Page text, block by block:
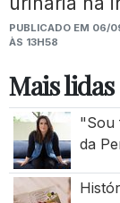
PUBLICADO EM 06/
ÀS 13H58
Mais lidas
"Sou
da